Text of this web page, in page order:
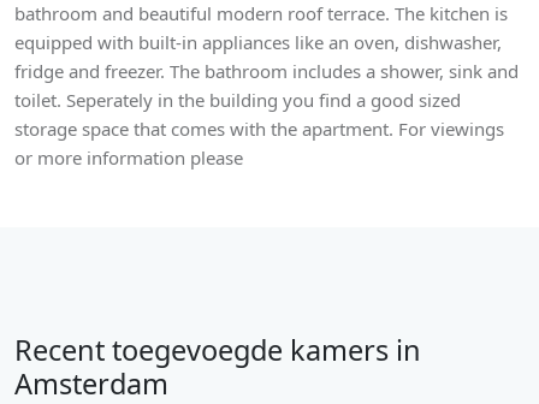
bathroom and beautiful modern roof terrace. The kitchen is
equipped with built-in appliances like an oven, dishwasher,
fridge and freezer. The bathroom includes a shower, sink and
toilet. Seperately in the building you find a good sized
storage space that comes with the apartment. For viewings
or more information please
Recent toegevoegde kamers in
Amsterdam